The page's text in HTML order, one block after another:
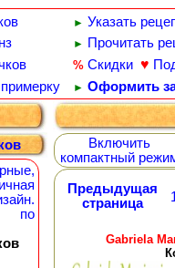
► Указать
► Прочитать
% Скидки ♥
► Оформить
по
Включить
компактный
Предыдущая
страница
Gabriela